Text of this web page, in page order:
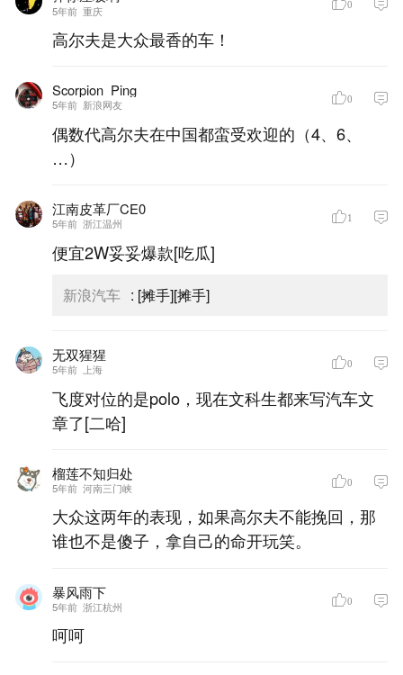
5年前 重庆 0
高尔夫是大众最香的车！
Scorpion_Ping
5年前 新浪网友 0
偶数代高尔夫在中国都蛮受欢迎的（4、6、
…）
江南皮革厂CE0
5年前 浙江温州 1
便宜2W妥妥爆款[吃瓜]
新浪汽车 : [摊手][摊手]
无双猩猩
5年前 上海 0
飞度对位的是polo，现在文科生都来写汽车文
章了[二哈]
榴莲不知归处
5年前 河南三门峡 0
大众这两年的表现，如果高尔夫不能挽回，那
谁也不是傻子，拿自己的命开玩笑。
暴风雨下
5年前 浙江杭州 0
呵呵